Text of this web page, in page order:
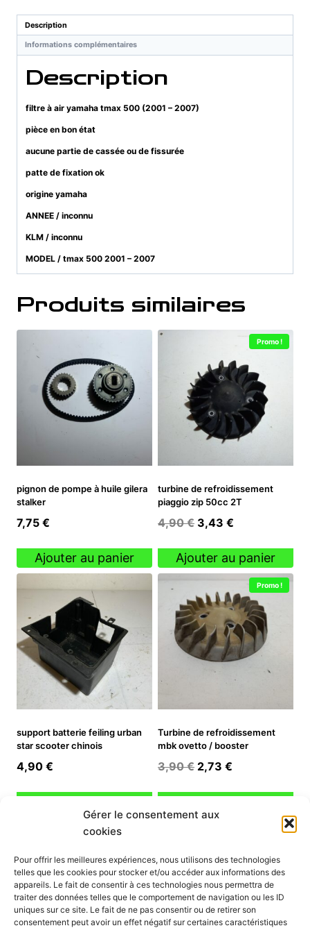
Gérer le consentement aux
cookies
Pour offrir les meilleures expériences, nous utilisons des technologies
telles que les cookies pour stocker et/ou accéder aux informations des
appareils. Le fait de consentir à ces technologies nous permettra de
traiter des données telles que le comportement de navigation ou les ID
uniques sur ce site. Le fait de ne pas consentir ou de retirer son
consentement peut avoir un effet négatif sur certaines caractéristiques
tmax
500
(2001
2007)
Description
Informations complémentaires
Description
filtre à air yamaha tmax 500 (2001 – 2007)
pièce en bon état
aucune partie de cassée ou de fissurée
patte de fixation ok
origine yamaha
ANNEE / inconnu
KLM / inconnu
MODEL / tmax 500 2001 – 2007
Produits similaires
pignon de pompe à huile gilera
stalker
7,75 €
Ajouter au panier
Promo !
turbine de refroidissement
piaggio zip 50cc 2T
4,90€ Le
initial
était :
4,90 €.
3,43 €
actuel
est :
3,43 €.
Ajouter au panier
support batterie feiling urban
star scooter chinois
4,90 €
Promo !
Turbine de refroidissement
mbk ovetto / booster
3,90€ Le
initial
était :
2,73 €
actuel
INFORMATION
Mon compte
Nous contacter
Mode paiement